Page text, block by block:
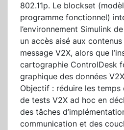
802.11p. Le blockset
programme fonctionnel)
l’environnement Simulink de
un accès aisé aux
message V2X, alors que
cartographie ControlDesk
graphique des données
Objectif : réduire les temps
de tests V2X ad hoc en
des tâches
communication et des